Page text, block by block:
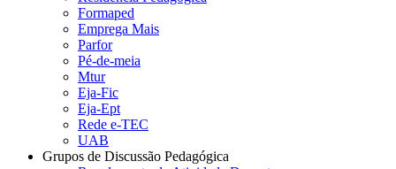
Formaped
Emprega Mais
Parfor
Pé-de-meia
Mtur
Eja-Fic
Eja-Ept
Rede e-TEC
UAB
Grupos de Discussão Pedagógica